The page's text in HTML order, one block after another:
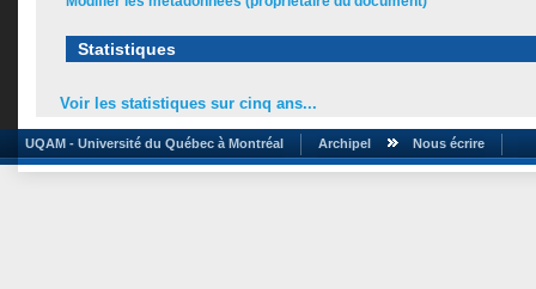
Statistiques
Voir les statistiques sur cinq ans...
UQAM - Université du Québec à Montréal Archipel Nous écrire